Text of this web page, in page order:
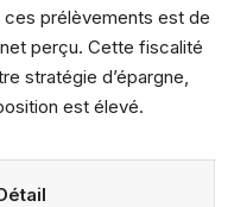
ces prélèvements est de
perçu. Cette fiscalité
stratégie d’épargne,
est élevé.